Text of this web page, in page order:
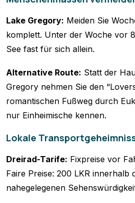
Lake Gregory: Meiden Sie
komplett. Unter der Woche vor
See fast für sich allein.
Alternative Route: Statt der
Gregory nehmen Sie den
romantischen Fußweg durch
nur Einheimische kennen.
Lokale
Dreirad-Tarife: Fixpreise vor
Faire Preise: 200 LKR innerhalb
nahegelegenen